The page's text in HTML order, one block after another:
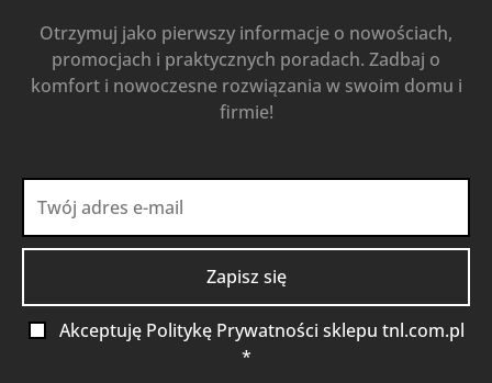
Otrzymuj jako pierwszy informacje o nowościach,
promocjach i praktycznych poradach. Zadbaj o
komfort i nowoczesne rozwiązania w swoim domu i
firmie!
Akceptuję Politykę Prywatności sklepu tnl.com.pl
*